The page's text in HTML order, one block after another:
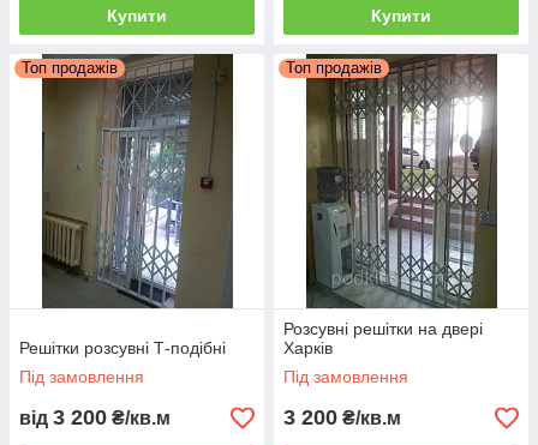
Купити Купити
Топ продажів
Решітки розсувні Т-подібні
Під замовлення
від 3 200 ₴/кв.м
Топ продажів
Розсувні решітки на двері
Харків
Під замовлення
3 200 ₴/кв.м